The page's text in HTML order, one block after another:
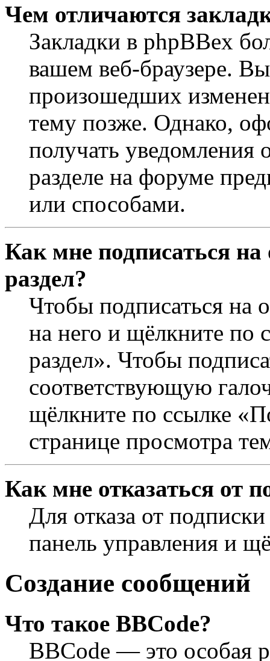
Чем отличаются
Закладки в phpBBex
вашем веб-браузере.
произошедших
тему позже. Однако,
получать уведомления
разделе на форуме
или способами.
Как мне подписаться
раздел?
Чтобы подписаться на
на него и щёлкните по
раздел». Чтобы
соответствующую
щёлкните по ссылке
странице просмотра
Как мне отказаться от
Для отказа от
панель управления и
Создание сообщений
Что такое BBCode?
BBCode — это особая